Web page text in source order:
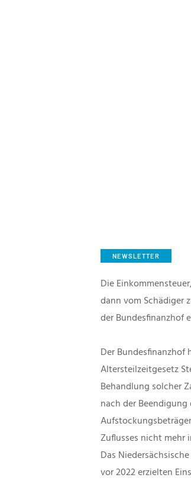
NEWSLETTER
Die
dann vom Schädiger
der Bundesfinanzhof
Der
Altersteilzeitgesetz
Behandlung solcher
nach der
Zuflusses nicht mehr
Das
vor 2022 erzielten